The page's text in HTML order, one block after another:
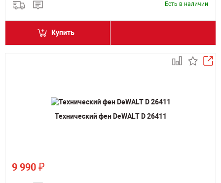
Есть в наличии
Купить
Технический фен DeWALT D 26411
9 990 ₽